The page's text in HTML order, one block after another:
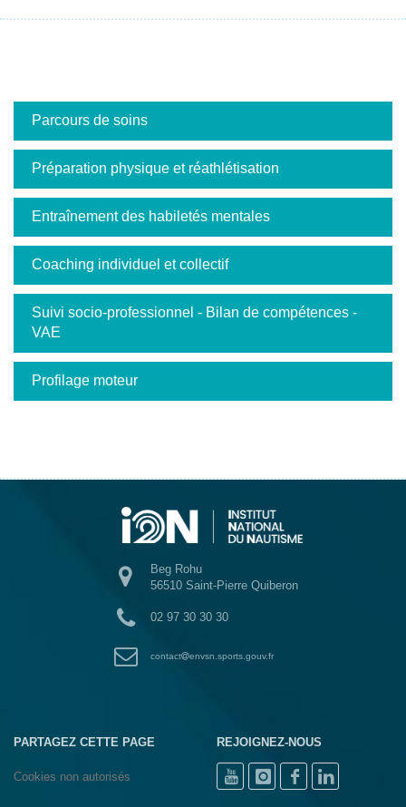
Parcours de soins
Préparation physique et réathlétisation
Entraînement des habiletés mentales
Coaching individuel et collectif
Suivi socio-professionnel - Bilan de compétences -
VAE
Profilage moteur
Beg Rohu
56510 Saint-Pierre Quiberon
02 97 30 30 30
contact envsn.sports.gouv.fr
PARTAGEZ CETTE PAGE
Cookies non autorisés
REJOIGNEZ-NOUS